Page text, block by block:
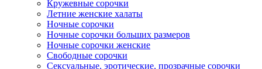
Кружевные сорочки
Летние женские халаты
Ночные сорочки
Ночные сорочки больших размеров
Ночные сорочки женские
Свободные сорочки
Сексуальные, эротические, прозрачные сорочки